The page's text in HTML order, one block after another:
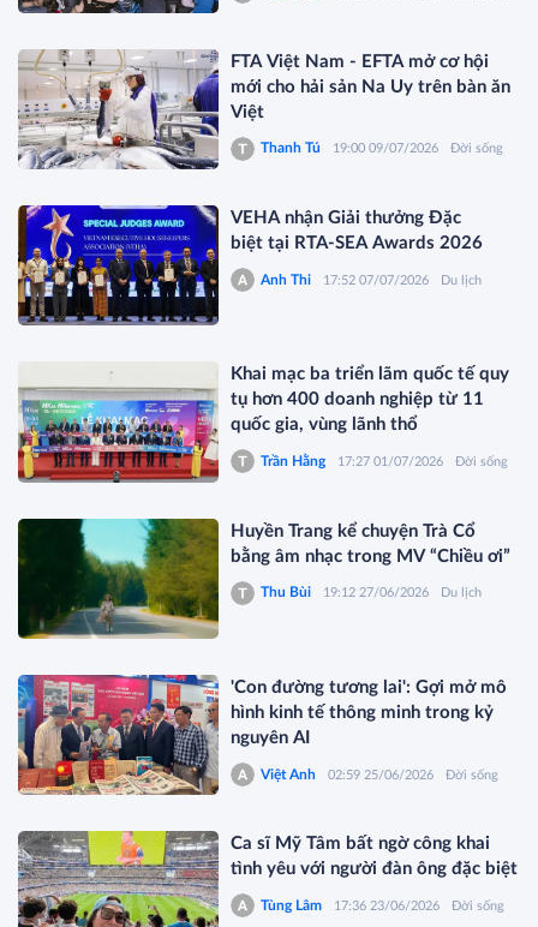
FTA Việt Nam - EFTA mở cơ hội
mới cho hải sản Na Uy trên bàn ăn
Việt
Thanh Tú 19:00 09/07/2026 Đời sống
VEHA nhận Giải thưởng Đặc
biệt tại RTA-SEA Awards 2026
Anh Thi 17:52 07/07/2026 Du lịch
Khai mạc ba triển lãm quốc tế quy
tụ hơn 400 doanh nghiệp từ 11
quốc gia, vùng lãnh thổ
Trần Hằng 17:27 01/07/2026 Đời sống
Huyền Trang kể chuyện Trà Cổ
bằng âm nhạc trong MV “Chiều ơi”
Thu Bùi 19:12 27/06/2026 Du lịch
'Con đường tương lai': Gợi mở mô
hình kinh tế thông minh trong kỷ
nguyên AI
Việt Anh 02:59 25/06/2026 Đời sống
Ca sĩ Mỹ Tâm bất ngờ công khai
tình yêu với người đàn ông đặc biệt
Tùng Lâm 17:36 23/06/2026 Đời sống